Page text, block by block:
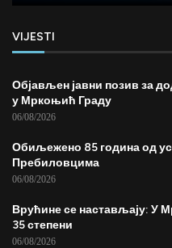
VIJESTI
Објављен јавни позив за
у Мркоњић Граду
06/08/2026
Обиљежено 85 година од
Пребиловцима
06/08/2026
Врућине се настављају: У
35 степени
06/08/2026